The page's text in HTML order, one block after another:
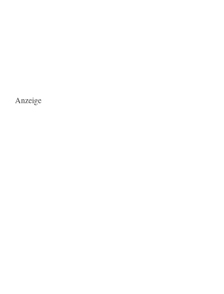
Anzeige